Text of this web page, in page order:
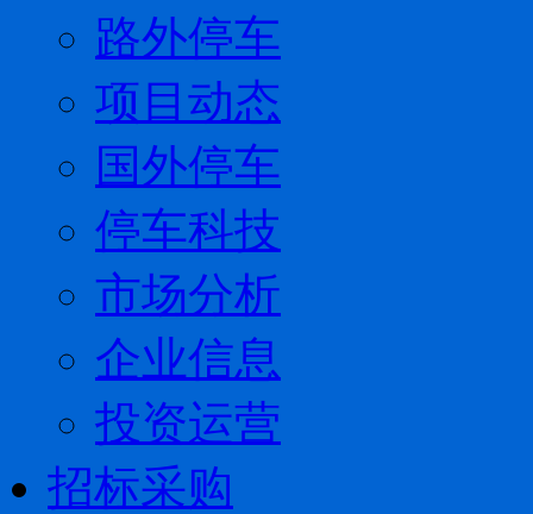
路外停车
项目动态
国外停车
停车科技
市场分析
企业信息
投资运营
招标采购